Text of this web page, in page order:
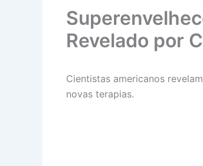
Revelado por
Cientistas americanos
novas terapias.